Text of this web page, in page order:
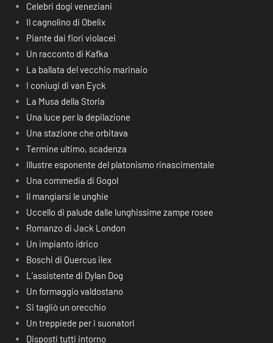
Celebri dogi veneziani
Il cagnolino di Obelix
Piante dai fiori violacei
Un racconto di Kafka
La ballata del vecchio marinaio
I coniugi di van Eyck
La Musa della Storia
Una luce per la depilazione
Una stazione che orbitava
Termine ultimo, scadenza
Illustre esponente del platonismo rinascimentale
Una commedia di Gogol
Il mangiarsi le unghie
Uccello di palude dalle lunghissime zampe rosee
Romanzo di Jack London
Un impianto idrico
Boschi di Quercus ilex
L’assistente di Dylan Dog
Un formaggio valdostano
Si tagliò un orecchio
Un treppiede per i suonatori
Disposti tutti intorno